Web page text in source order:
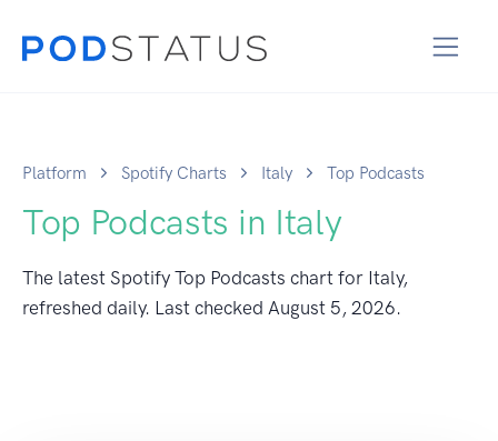
Platform Spotify Charts Italy Top Podcasts
Top Podcasts in Italy
The latest Spotify Top Podcasts chart for Italy,
refreshed daily. Last checked August 5, 2026.